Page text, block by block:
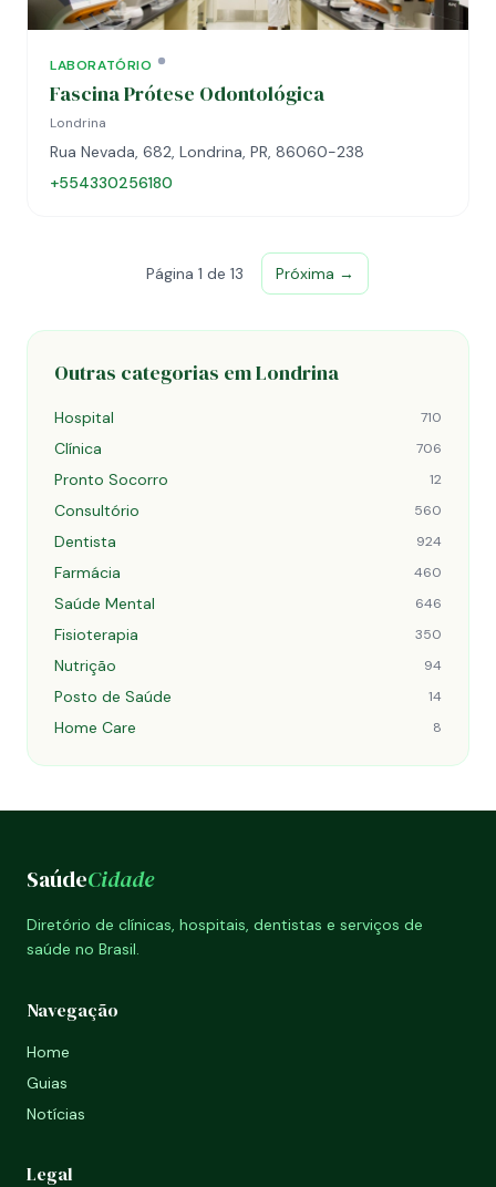
LABORATÓRIO
Fascina Prótese Odontológica
Londrina
Rua Nevada, 682, Londrina, PR, 86060-238
+554330256180
Página 1 de 13 Próxima →
Outras categorias em Londrina
Hospital 710
Clínica 706
Pronto Socorro 12
Consultório 560
Dentista 924
Farmácia 460
Saúde Mental 646
Fisioterapia 350
Nutrição 94
Posto de Saúde 14
Home Care 8
SaúdeCidade
Diretório de clínicas, hospitais, dentistas e serviços de
saúde no Brasil.
Navegação
Home
Guias
Notícias
Legal